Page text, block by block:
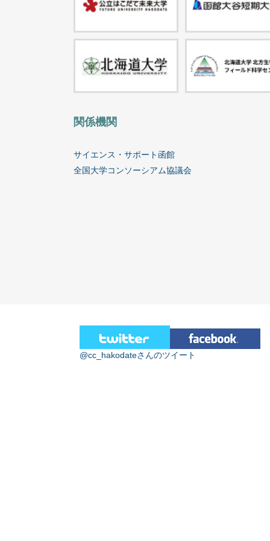
関係機関
サイエンス・サポート函館
全国大学コンソーシアム協議会
@cc_hakodateさんのツイート